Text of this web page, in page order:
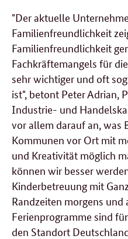
"Der aktuelle
Familienfreundlichkeit
Familienfreundlichkeit
Fachkräftemangels für
sehr wichtiger und oft
ist", betont Peter Adrian,
Industrie- und
vor allem darauf an, was
Kommunen vor Ort mit
und Kreativität möglich
können wir besser
Kinderbetreuung mit
Randzeiten morgens und
Ferienprogramme sind
den Standort